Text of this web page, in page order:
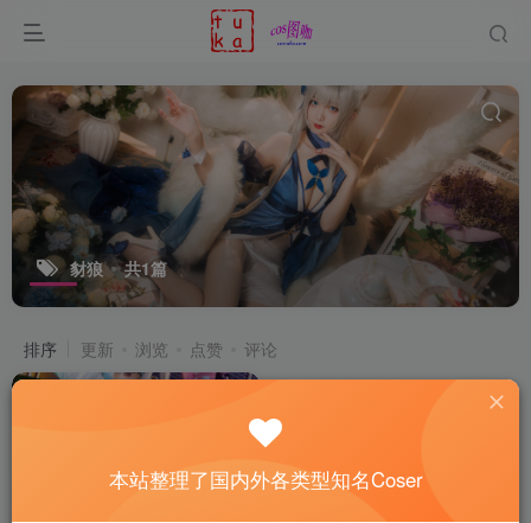
豺狼 共1篇
排序 更新 浏览 点赞 评论
本站整理了国内外各类型知名Coser